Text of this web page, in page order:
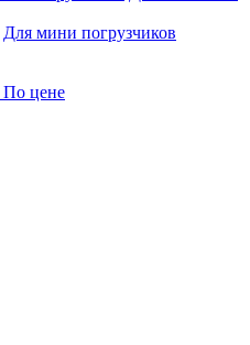
Для мини погрузчиков
По цене